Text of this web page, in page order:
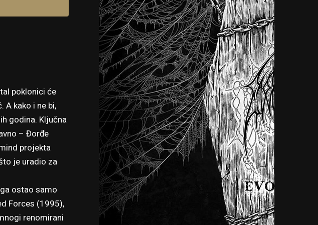
poklonici će
kako i ne bi,
godina. Ključna
– Đorđe
projekta
je uradio za
ostao samo
Forces (1995),
renomirani